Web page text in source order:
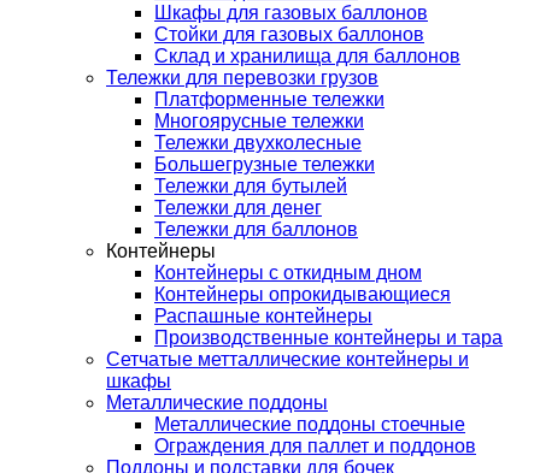
Шкафы для газовых баллонов
Стойки для газовых баллонов
Склад и хранилища для баллонов
Тележки для перевозки грузов
Платформенные тележки
Многоярусные тележки
Тележки двухколесные
Большегрузные тележки
Тележки для бутылей
Тележки для денег
Тележки для баллонов
Контейнеры
Контейнеры с откидным дном
Контейнеры опрокидывающиеся
Распашные контейнеры
Производственные контейнеры и тара
Сетчатые метталлические контейнеры и
шкафы
Металлические поддоны
Металлические поддоны стоечные
Ограждения для паллет и поддонов
Поддоны и подставки для бочек